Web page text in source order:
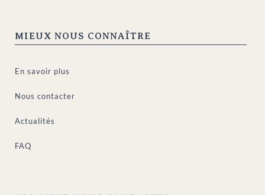
MIEUX NOUS CONNAÎTRE
En savoir plus
Nous contacter
Actualités
FAQ